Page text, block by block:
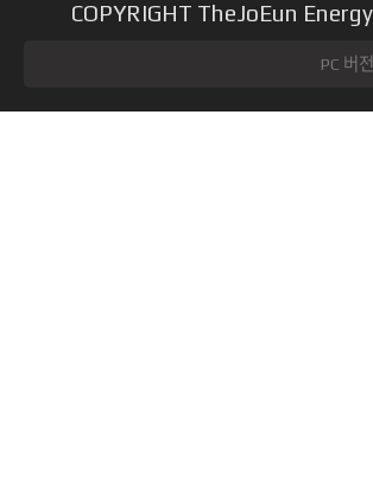
COPYRIGHT TheJoEun
PC 버